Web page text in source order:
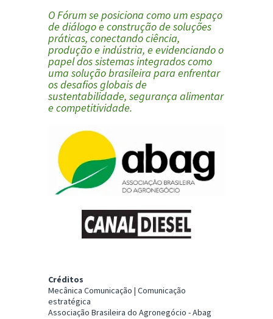
O Fórum se posiciona como um espaço
de diálogo e construção de soluções
práticas, conectando ciência,
produção e indústria, e evidenciando o
papel dos sistemas integrados como
uma solução brasileira para enfrentar
os desafios globais de
sustentabilidade, segurança alimentar
e competitividade.
Créditos
Mecânica Comunicação | Comunicação
estratégica
Associação Brasileira do Agronegócio - Abag